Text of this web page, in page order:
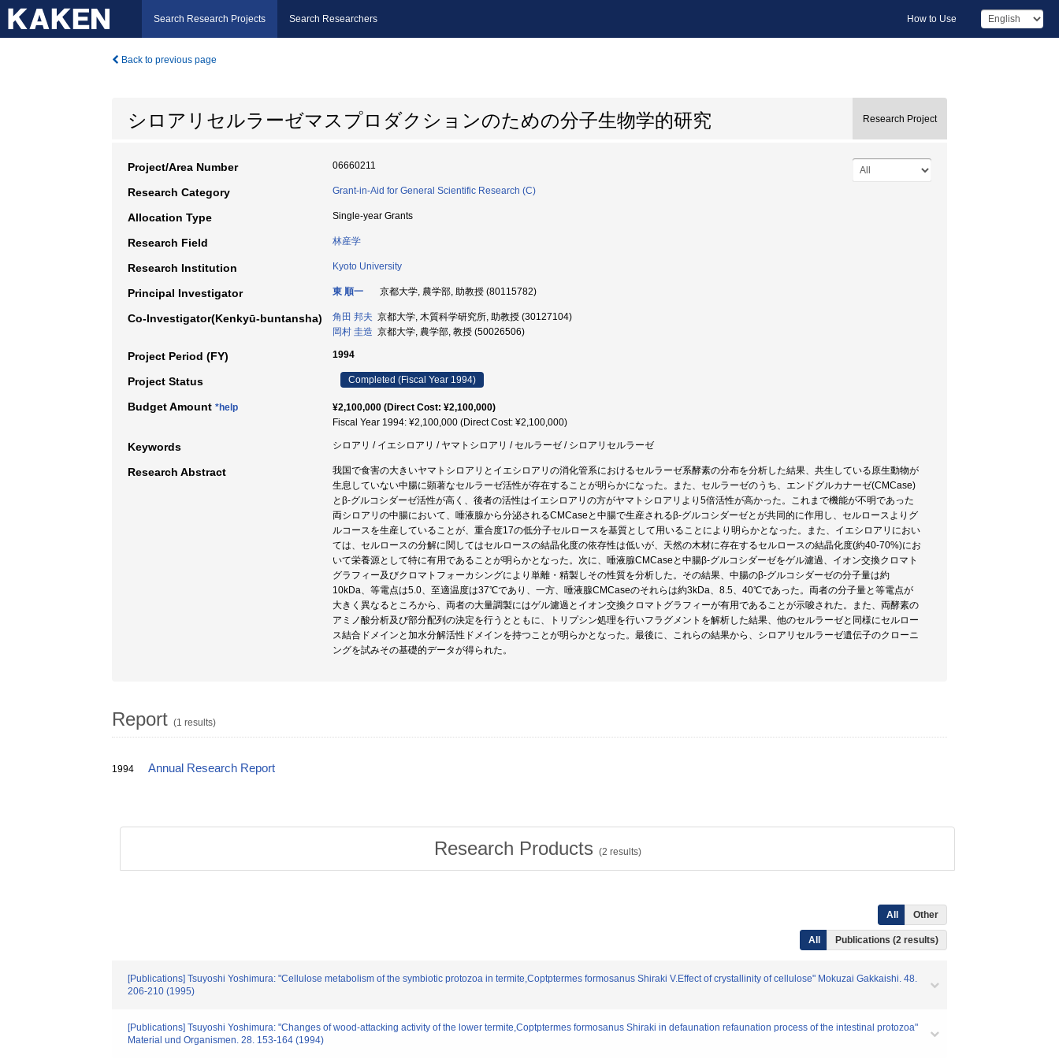
Search Research Projects Search Researchers How to Use
Back to previous page
シロアリセルラーゼマスプロダクションのための分子生物学的研究 Research Project
Project/Area Number 06660211
Research Category Grant-in-Aid for General Scientific Research (C)
Allocation Type Single-year Grants
Research Field 林産学
Research Institution Kyoto University
Principal Investigator 東 順一 京都大学, 農学部, 助教授 (80115782)
Co-Investigator(Kenkyū-buntansha) 角田 邦夫 京都大学, 木質科学研究所, 助教授 (30127104)
岡村 圭造 京都大学, 農学部, 教授 (50026506)
Project Period (FY) 1994
Project Status Completed (Fiscal Year 1994)
Budget Amount *help
¥2,100,000 (Direct Cost: ¥2,100,000)
Fiscal Year 1994: ¥2,100,000 (Direct Cost: ¥2,100,000)
Keywords シロアリ / イエシロアリ / ヤマトシロアリ / セルラーゼ / シロアリセルラーゼ
Research Abstract
我国で食害の大きいヤマトシロアリとイエシロアリの消化管系におけるセルラーゼ系酵素の分布を分析した結果、共生している原生動物が
生息していない中腸に顕著なセルラーゼ活性が存在することが明らかになった。また、セルラーゼのうち、エンドグルカナーゼ(CMCase)
とβ-グルコシダーゼ活性が高く、後者の活性はイエシロアリの方がヤマトシロアリより5倍活性が高かった。これまで機能が不明であった
両シロアリの中腸において、唾液腺から分泌されるCMCaseと中腸で生産されるβ-グルコシダーゼとが共同的に作用し、セルロースよりグ
ルコースを生産していることが、重合度17の低分子セルロースを基質として用いることにより明らかとなった。また、イエシロアリにおい
ては、セルロースの分解に関してはセルロースの結晶化度の依存性は低いが、天然の木材に存在するセルロースの結晶化度(約40-70%)にお
いて栄養源として特に有用であることが明らかとなった。次に、唾液腺CMCaseと中腸β-グルコシダーゼをゲル濾過、イオン交換クロマト
グラフィー及びクロマトフォーカシングにより単離・精製しその性質を分析した。その結果、中腸のβ-グルコシダーゼの分子量は約
10kDa、等電点は5.0、至適温度は37℃であり、一方、唾液腺CMCaseのそれらは約3kDa、8.5、40℃であった。両者の分子量と等電点が
大きく異なるところから、両者の大量調製にはゲル濾過とイオン交換クロマトグラフィーが有用であることが示唆された。また、両酵素の
アミノ酸分析及び部分配列の決定を行うとともに、トリプシン処理を行いフラグメントを解析した結果、他のセルラーゼと同様にセルロー
ス結合ドメインと加水分解活性ドメインを持つことが明らかとなった。最後に、これらの結果から、シロアリセルラーゼ遺伝子のクローニ
ングを試みその基礎的データが得られた。
Report (1 results)
1994 Annual Research Report
Research Products (2 results)
All Other
All Publications (2 results)
[Publications] Tsuyoshi Yoshimura: "Cellulose metabolism of the symbiotic protozoa in termite,Coptptermes formosanus Shiraki V.Effect of crystallinity of cellulose" Mokuzai Gakkaishi. 48.
206-210 (1995)
[Publications] Tsuyoshi Yoshimura: "Changes of wood-attacking activity of the lower termite,Coptptermes formosanus Shiraki in defaunation refaunation process of the intestinal protozoa"
Material und Organismen. 28. 153-164 (1994)